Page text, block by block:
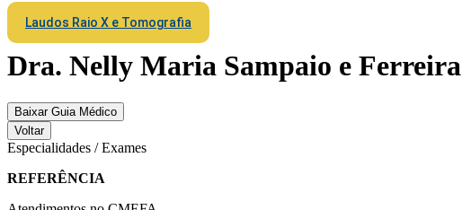
Laudos Raio X e Tomografia
Dra. Nelly Maria Sampaio e Ferreira
Baixar Guia Médico
Voltar
Especialidades / Exames
REFERÊNCIA